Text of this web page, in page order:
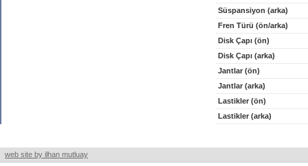
Süspansiyon (arka)
Fren Türü (ön/arka)
Disk Çapı (ön)
Disk Çapı (arka)
Jantlar (ön)
Jantlar (arka)
Lastikler (ön)
Lastikler (arka)
web site by ilhan mutluay